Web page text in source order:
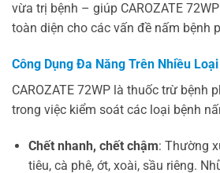
vừa trị bệnh – giúp CAROZATE
toàn diện cho các vấn đề nấm bệnh
Công Dụng Đa Năng Trên Nhiều
CAROZATE 72WP là thuốc trừ bệnh
trong việc kiểm soát các loại bệnh
Chết nhanh, chết chậm: Thường
tiêu, cà phê, ớt, xoài, sầu riêng.